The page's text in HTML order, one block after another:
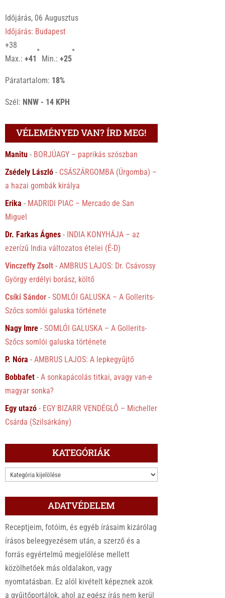
Időjárás, 06 Augusztus
Időjárás: Budapest
+38
Max.:+41
°
Min.:+25
°
Páratartalom: 18%
Szél: NNW - 14 KPH
VÉLEMÉNYED VAN? ÍRD MEG!
Manitu - BORJÚAGY – paprikás szószban
Zsédely László - CSÁSZÁRGOMBA (Úrgomba) –
a hazai gombák királya
Erika - MADRIDI PIAC – Mercado de San
Miguel
Dr. Farkas Ágnes - INDIA KONYHÁJA – az
ezerízű India változatos ételei (É-D)
Vinczeffy Zsolt -AMBRUS LAJOS: Dr. Csávossy
György erdélyi borász, költő
Csíki Sándor -SOMLÓI GALUSKA – A Gollerits-
Szőcs somlói galuska története
Nagy Imre -SOMLÓI GALUSKA – A Gollerits-
Szőcs somlói galuska története
P. Nóra -AMBRUS LAJOS: A lepkegyűjtő
Bobbafet -A sonkapácolás titkai, avagy van-e
magyar sonka?
Egy utazó - EGY BIZARR VENDÉGLŐ – Micheller
Csárda (Szilsárkány)
KATEGÓRIÁK
KATEGÓRIÁK
ADATVÉDELEM
Receptjeim, fotóim, és egyéb írásaim kizárólag
írásos beleegyezésem után, a szerző és a
forrás egyértelmű megjelölése mellett
közölhetőek más oldalakon, vagy
nyomtatásban. Ez alól kivételt képeznek azok
a gyűjtőportálok, ahol az egész írás nem kerül